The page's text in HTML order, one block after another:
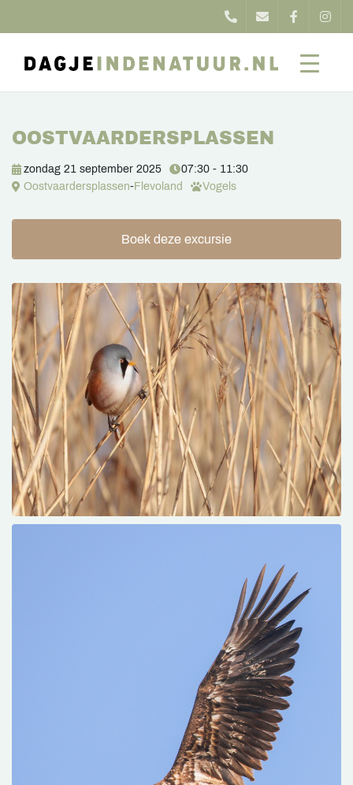
OOSTVAARDERSPLASSEN
zondag 21 september 2025
07:30 - 11:30
Oostvaardersplassen-Flevoland Vogels
Boek deze excursie